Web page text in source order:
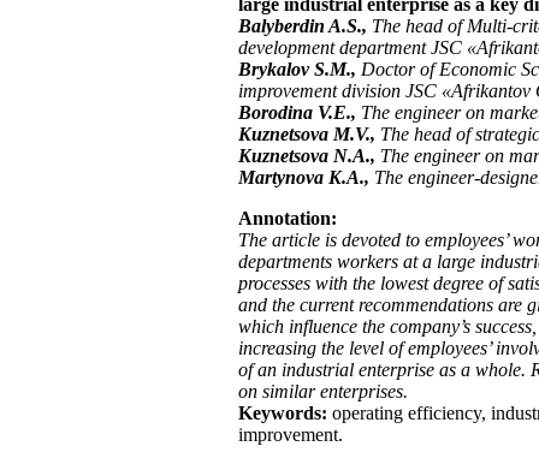
large industrial enterprise as a key
Balyberdin A.S., The head of Multi-
development department JSC
Brykalov S.M., Doctor of Economic
improvement division JSC «Afrikantov
Borodina V.E., The engineer on
Kuznetsova M.V., The head of
Kuznetsova N.A., The engineer on
Martynova K.A., The engineer-
Annotation:
The article is devoted to employees’
departments workers at a large
processes with the lowest degree of
and the current recommendations are
which influence the company’s
increasing the level of employees’
of an industrial enterprise as a whole.
on similar enterprises.
Keywords: operating efficiency,
improvement.